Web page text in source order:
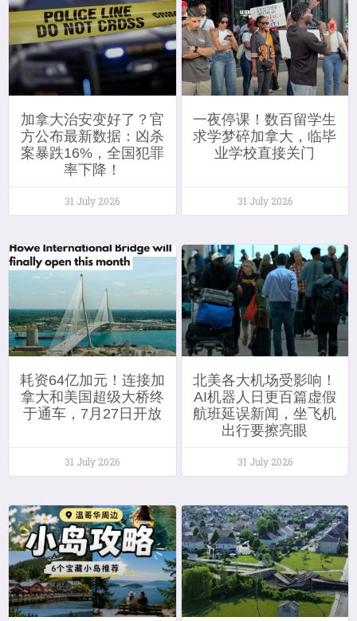
加拿大治安变好了？官
方公布最新数据：凶杀
案暴跌16%，全国犯罪
率下降！
31 July 2026
一夜停课！数百留学生
求学梦碎加拿大，临毕
业学校直接关门
31 July 2026
耗资64亿加元！连接加
拿大和美国超级大桥终
于通车，7月27日开放
31 July 2026
北美各大机场受影响！
AI机器人日更百篇虚假
航班延误新闻，坐飞机
出行要擦亮眼
31 July 2026